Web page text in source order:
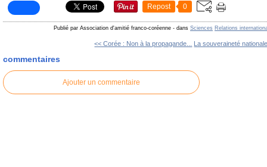
Repost 0
Publié par Association d'amitié franco-coréenne - dans Sciences Relations
<< Corée : Non à la propagande... La souveraineté
commentaires
Ajouter un commentaire